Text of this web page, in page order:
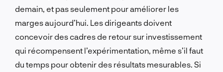
demain, et pas seulement pour améliorer les
marges aujourd’hui. Les dirigeants doivent
concevoir des cadres de retour sur investissement
qui récompensent l’expérimentation, même s’il faut
du temps pour obtenir des résultats mesurables. Si